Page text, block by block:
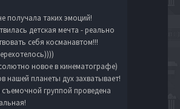
получала таких эмоций!
детская мечта - реально
себя косманавтом!!!
новое в кинематографе)
нашей планеты дух захватывает!
группой проведена